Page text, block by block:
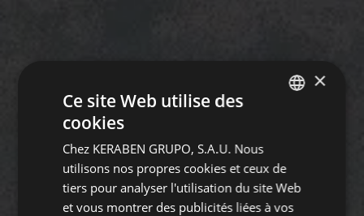
FRENCH
×
Ce site Web utilise des
cookies
Chez KERABEN GRUPO, S.A.U. Nous
utilisons nos propres cookies et ceux de
tiers pour analyser l'utilisation du site Web
et vous montrer des publicités liées à vos